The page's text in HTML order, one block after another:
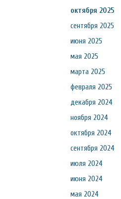
октября 2025
сентября 2025
июня 2025
мая 2025
марта 2025
февраля 2025
декабря 2024
ноября 2024
октября 2024
сентября 2024
июля 2024
июня 2024
мая 2024